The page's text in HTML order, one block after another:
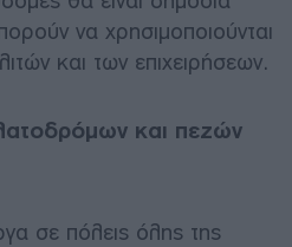
να χρησιμοποιούνται
και των επιχειρήσεων.
και πεζών
σε πόλεις όλης της